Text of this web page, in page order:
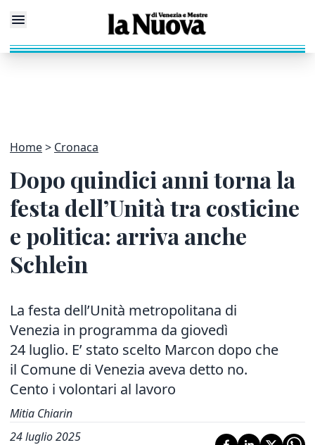
Home Cronaca
Dopo quindici anni torna la
festa dell’Unità tra costicine
e politica: arriva anche
Schlein
La festa dell’Unità metropolitana di
Venezia in programma da giovedì
24 luglio. E’ stato scelto Marcon dopo che
il Comune di Venezia aveva detto no.
Cento i volontari al lavoro
Mitia Chiarin
24 luglio 2025